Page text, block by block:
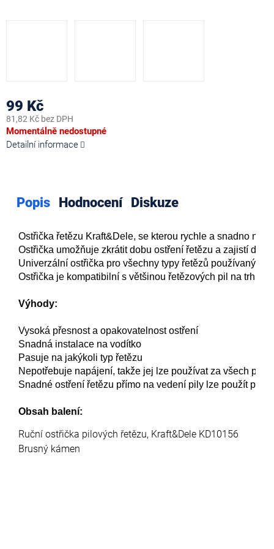
99 Kč
81,82 Kč bez DPH
Měrná
cena:
Momentálně nedostupné
Detailní informace
Popis Hodnocení Diskuze
Ostřička řetězu Kraft&Dele, se kterou rychle a snadno
Ostřička umožňuje zkrátit dobu ostření řetězu a zajistí
Univerzální ostřička pro všechny typy řetězů používaných
Ostřička je kompatibilní s většinou řetězových pil na trhu:
Výhody:
Vysoká přesnost a opakovatelnost ostření
Snadná instalace na vodítko
Pasuje na jakýkoli typ řetězu
Nepotřebuje napájení, takže jej lze používat za všech
Snadné ostření řetězu přímo na vedení pily lze použít při
Obsah balení:
Ruční ostřička pilových řetězu, Kraft&Dele KD10156
Brusný kámen